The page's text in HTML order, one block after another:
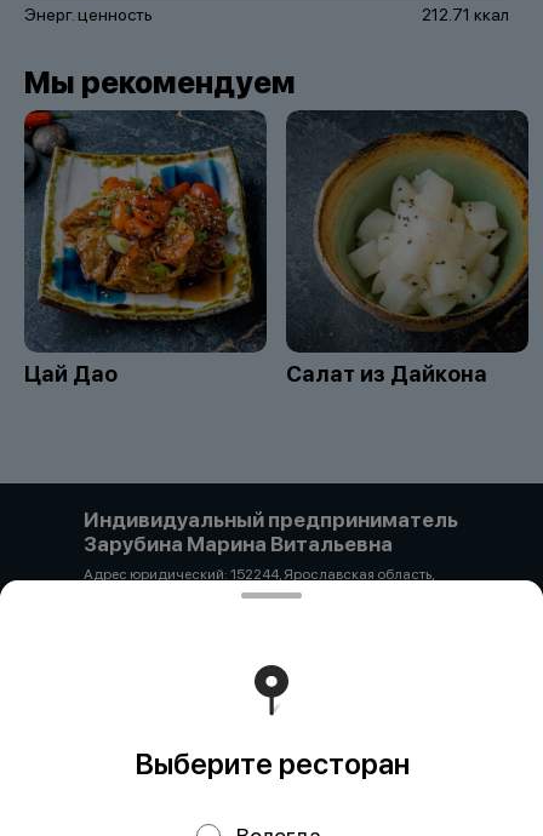
Энерг. ценность
212.71 ккал
Мы рекомендуем
Цай Дао Салат из Дайкона
Индивидуальный предприниматель
Зарубина Марина Витальевна
Адрес юридический: 152244, Ярославская область,
Гаврилов-Ямский район, с. Унимерь, ул. Цветочная 3а
044525411 + 89206592965 pipyao20@mail.ru
Работает на эффективном ядре
Политика конфиденциальности
Выберите ресторан